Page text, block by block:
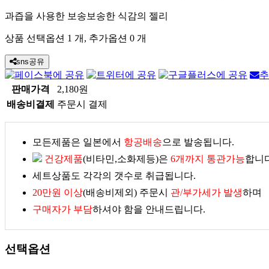
과즙을 사용한 보송보송한 식감의 젤리
상품 선택옵션 1 개, 추가옵션 0 개
sns공유
판매가격
2,180원
배송비결제
주문시 결제
모든제품은 일본에서 항공배송으로 발송됩니다.
건강제품(비타민,소화제등)은 6개까지 통관가능합니
세트상품도 각각의 갯수로 취급됩니다.
20만원 이상(배송비제외) 주문시 관/부가세가 발생하며
구매자가 부담하셔야 함을 안내드립니다.
선택옵션